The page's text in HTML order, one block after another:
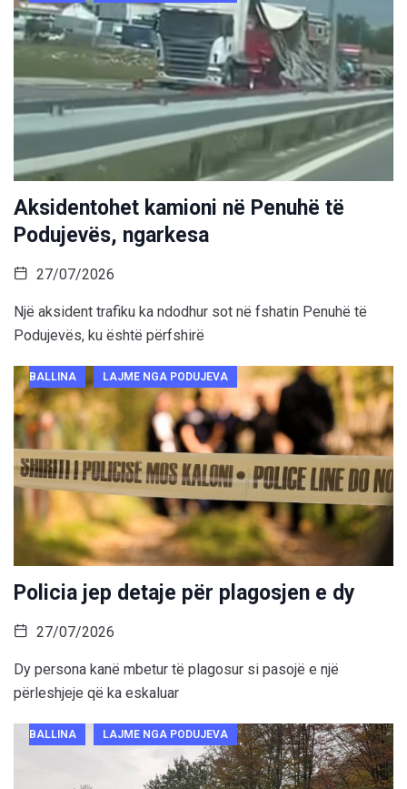
Aksidentohet kamioni në Penuhë të
Podujevës, ngarkesa
27/07/2026
Një aksident trafiku ka ndodhur sot në fshatin Penuhë të
Podujevës, ku është përfshirë
BALLINA LAJME NGA PODUJEVA
Policia jep detaje për plagosjen e dy
27/07/2026
Dy persona kanë mbetur të plagosur si pasojë e një
përleshjeje që ka eskaluar
BALLINA LAJME NGA PODUJEVA